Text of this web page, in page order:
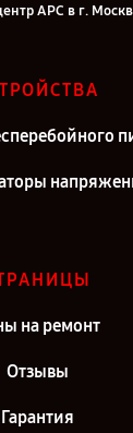
APC в г.
на ремонт
Отзывы
Гарантия